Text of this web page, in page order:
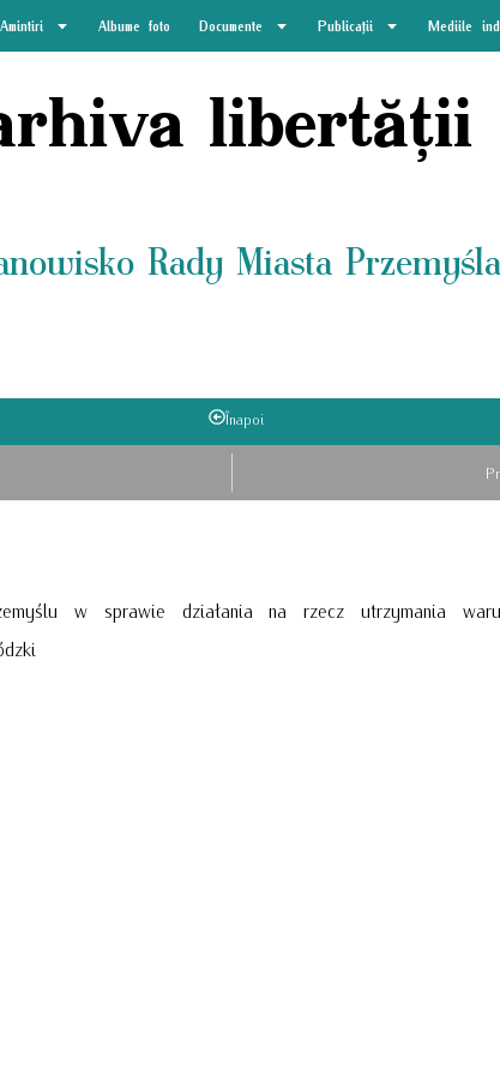
Amintiri Albume foto Documente Publicații Mediile
libertății
Rady Miasta Przemyśla
Înapoi
w sprawie działania na rzecz utrzymania